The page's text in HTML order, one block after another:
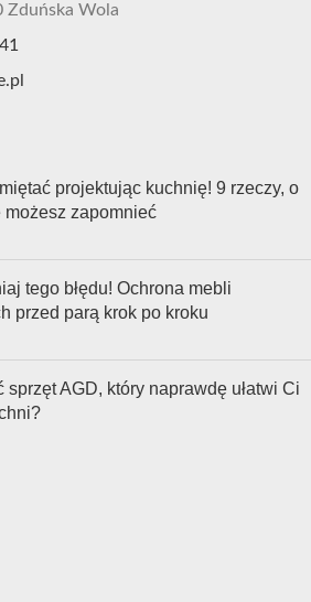
Zduńska Wola
projektując kuchnię! 9 rzeczy, o
możesz zapomnieć
tego błędu! Ochrona mebli
przed parą krok po kroku
sprzęt AGD, który naprawdę ułatwi Ci